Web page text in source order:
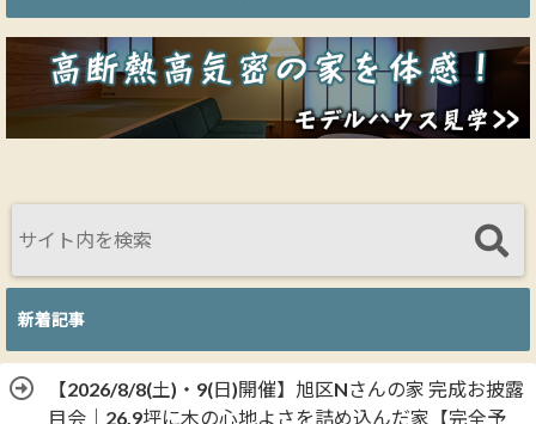
新着記事
【2026/8/8(土)・9(日)開催】旭区Nさんの家 完成お披露
目会｜26.9坪に木の心地よさを詰め込んだ家【完全予